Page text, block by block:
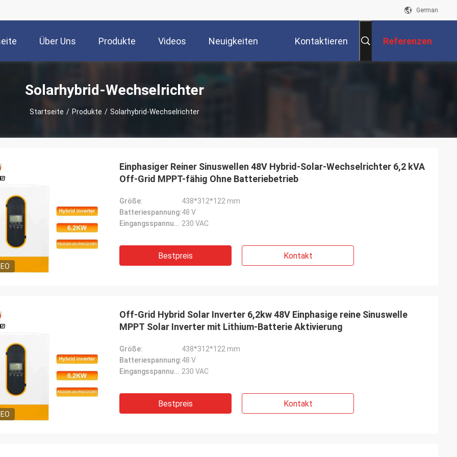
German
Über Uns Produkte Videos Neuigkeiten Kontaktieren Referenzen
Solarhybrid-Wechselrichter
Startseite / Produkte / Solarhybrid-Wechselrichter
Einphasiger Reiner Sinuswellen 48V Hybrid-Solar-Wechselrichter 6,2 kVA
Off-Grid MPPT-fähig Ohne Batteriebetrieb
Größe:
438*312*122 mm
Batteriespannung:48 V
Eingangsspannung: 230 VAC
Bestpreis Kontakt
Off-Grid Hybrid Solar Inverter 6,2kw 48V Einphasige reine Sinuswelle
MPPT Solar Inverter mit Lithium-Batterie Aktivierung
Größe:
438*312*122 mm
Batteriespannung:48 V
Eingangsspannung: 230 VAC
Bestpreis Kontakt